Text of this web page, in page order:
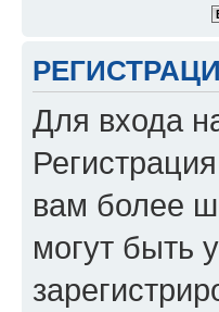
Для входа
вам более
могут быть